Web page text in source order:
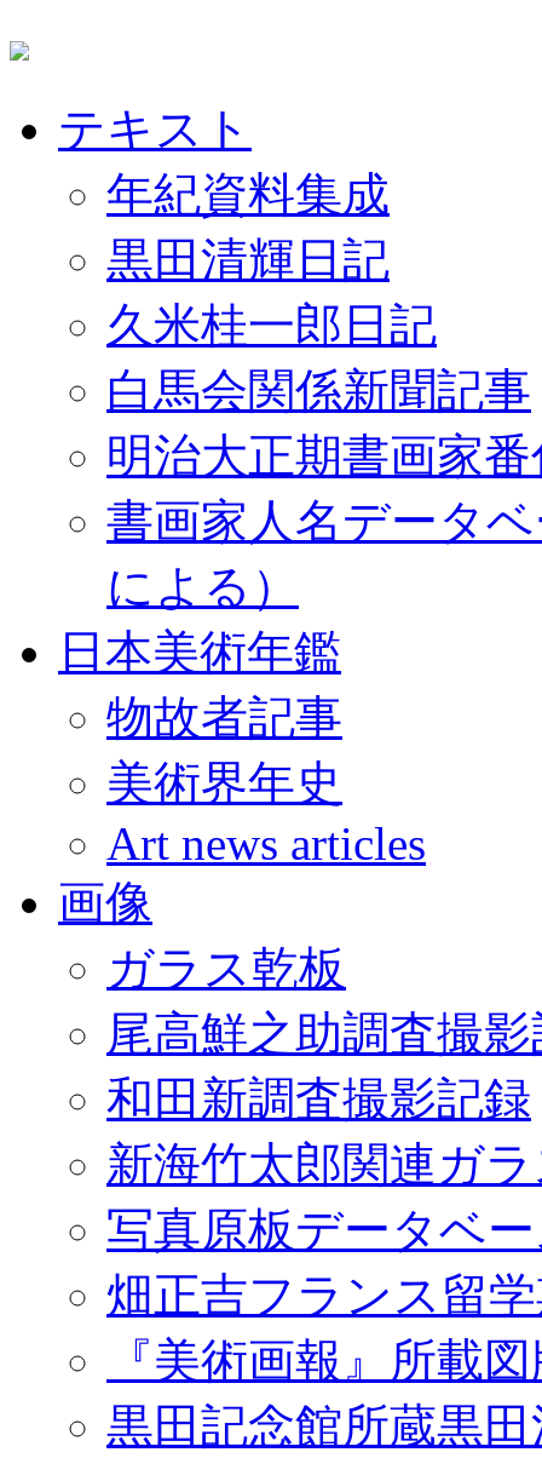
テキスト
年紀資料集成
黒田清輝日記
久米桂一郎日記
白馬会関係新聞記事
明治大正期書画家
書画家人名データ
による）
日本美術年鑑
物故者記事
美術界年史
Art news articles
画像
ガラス乾板
尾高鮮之助調査撮
和田新調査撮影記録
新海竹太郎関連ガ
写真原板データベ
畑正吉フランス留
『美術画報』所載
黒田記念館所蔵黒